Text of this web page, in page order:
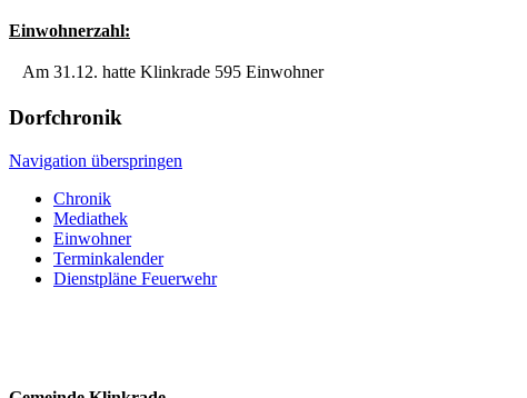
Einwohnerzahl:
Am 31.12. hatte Klinkrade 595 Einwohner
Dorfchronik
Navigation überspringen
Chronik
Mediathek
Einwohner
Terminkalender
Dienstpläne Feuerwehr